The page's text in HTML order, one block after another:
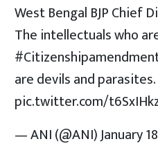
West Bengal BJP Chief
The intellectuals who
are devils and parasites.
pic.twitter.com/
— ANI (@ANI)January